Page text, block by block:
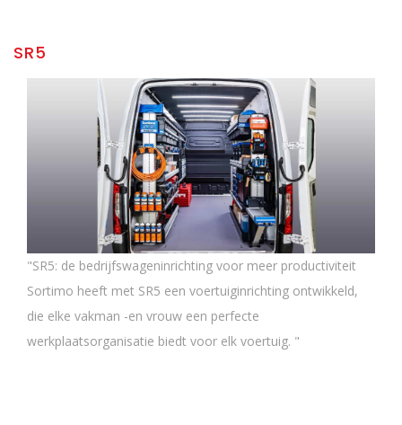
SR5
"SR5: de bedrijfswageninrichting voor meer productiviteit
Sortimo heeft met SR5 een voertuiginrichting ontwikkeld,
die elke vakman -en vrouw een perfecte
werkplaatsorganisatie biedt voor elk voertuig. "